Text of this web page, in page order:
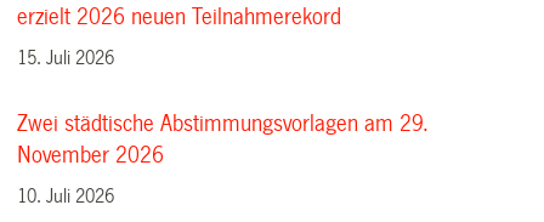
erzielt 2026 neuen Teilnahmerekord
15. Juli 2026
Zwei städtische Abstimmungsvorlagen am 29.
November 2026
10. Juli 2026